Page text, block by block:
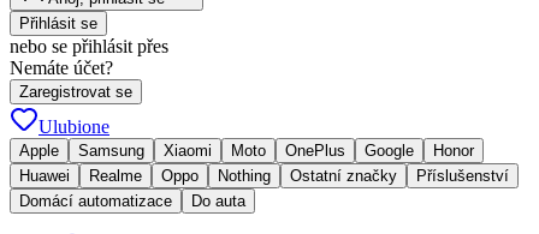
Přihlásit se
nebo se přihlásit přes
Nemáte účet?
Zaregistrovat se
Ulubione
Apple Samsung Xiaomi Moto OnePlus Google
Honor
Huawei
Realme Oppo Nothing Ostatní značky
Příslušenství
Domácí automatizace
Do auta